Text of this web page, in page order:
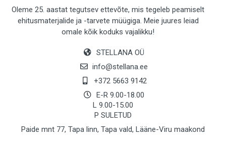
Oleme 25. aastat tegutsev ettevõte, mis tegeleb peamiselt
ehitusmaterjalide ja -tarvete müügiga. Meie juures leiad
omale kõik koduks vajalikku!
STELLANA OÜ
info@stellana.ee
+372 5663 9142
E-R 9.00-18.00
L 9.00-15.00
P SULETUD
Paide mnt 77, Tapa linn, Tapa vald, Lääne-Viru maakond